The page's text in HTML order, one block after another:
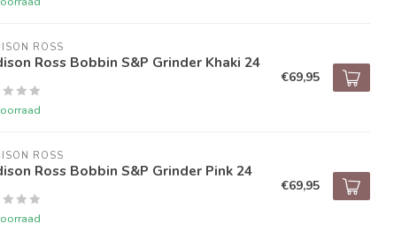
ROSS
Ross Bobbin S&P Grinder Khaki 24
€69,95
ROSS
Ross Bobbin S&P Grinder Pink 24
€69,95